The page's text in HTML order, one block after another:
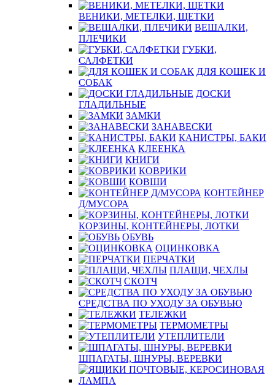
ВЕНИКИ, МЕТЕЛКИ, ЩЕТКИ
ВЕШАЛКИ,
ПЛЕЧИКИ
ГУБКИ,
САЛФЕТКИ
ДЛЯ КОШЕК И
СОБАК
ДОСКИ
ГЛАДИЛЬНЫЕ
ЗАМКИ
ЗАНАВЕСКИ
КАНИСТРЫ, БАКИ
КЛЕЕНКА
КНИГИ
КОВРИКИ
КОВШИ
КОНТЕЙНЕР
Д/МУСОРА
КОРЗИНЫ, КОНТЕЙНЕРЫ, ЛОТКИ
ОБУВЬ
ОЦИНКОВКА
ПЕРЧАТКИ
ПЛАЩИ, ЧЕХЛЫ
СКОТЧ
СРЕДСТВА ПО УХОДУ ЗА ОБУВЬЮ
ТЕЛЕЖКИ
ТЕРМОМЕТРЫ
УТЕПЛИТЕЛИ
ШПАГАТЫ, ШНУРЫ, ВЕРЕВКИ